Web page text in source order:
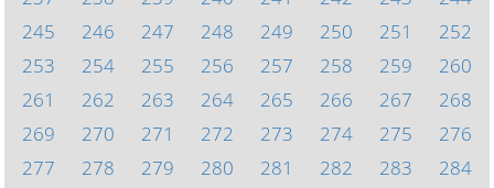
245
246 247 248 249 250 251
252
253
254 255 256 257 258 259
260
261
262 263 264 265 266 267
268
269
270 271 272 273 274 275
276
277
278 279 280 281 282 283
284